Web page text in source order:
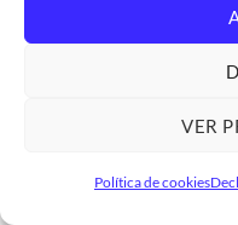
VER
Política de cookies
LOGALI GROUP